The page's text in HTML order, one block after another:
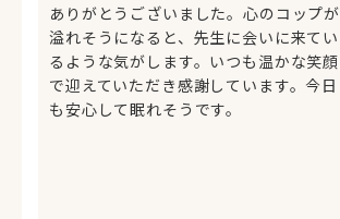
ありがとうございました。心のコップが
溢れそうになると、先生に会いに来てい
るような気がします。いつも温かな笑顔
で迎えていただき感謝しています。今日
も安心して眠れそうです。